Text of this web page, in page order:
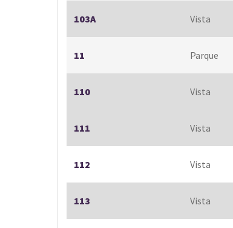
103A Vista
11 Parque
110 Vista
111 Vista
112 Vista
113 Vista